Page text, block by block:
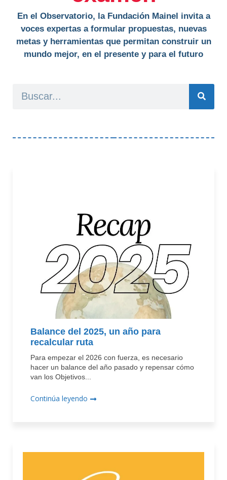
En el Observatorio, la Fundación Mainel invita a
voces expertas a formular propuestas, nuevas
metas y herramientas que permitan construir un
mundo mejor, en el presente y para el futuro
Balance del 2025, un año para
recalcular ruta
Para empezar el 2026 con fuerza, es necesario
hacer un balance del año pasado y repensar cómo
van los Objetivos...
Continúa leyendo